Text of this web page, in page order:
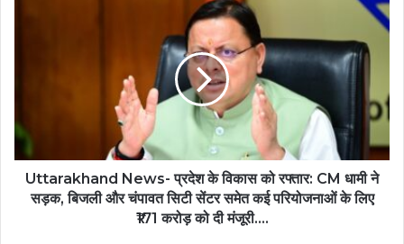
Uttarakhand News- प्रदेश के विकास को रफ्तार: CM धामी ने
सड़क, बिजली और चंपावत सिटी सेंटर समेत कई परियोजनाओं के लिए
₹171 करोड़ को दी मंजूरी….